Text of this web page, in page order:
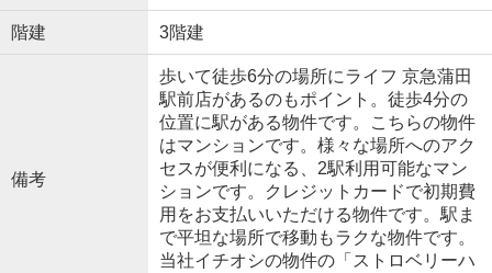
階建 3階建
備考
歩いて徒歩6分の場所にライフ 京急蒲田
駅前店があるのもポイント。徒歩4分の
位置に駅がある物件です。こちらの物件
はマンションです。様々な場所へのアク
セスが便利になる、2駅利用可能なマン
ションです。クレジットカードで初期費
用をお支払いいただける物件です。駅ま
で平坦な場所で移動もラクな物件です。
当社イチオシの物件の「ストロベリーハ